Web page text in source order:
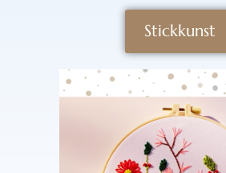
Stickkunst